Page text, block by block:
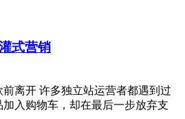
式营销
离开 许多独立站运营者都遇到过
入购物车，却在最后一步放弃支